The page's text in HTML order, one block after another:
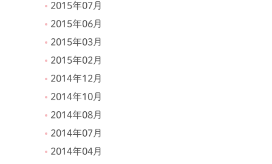
2015年07月
2015年06月
2015年03月
2015年02月
2014年12月
2014年10月
2014年08月
2014年07月
2014年04月